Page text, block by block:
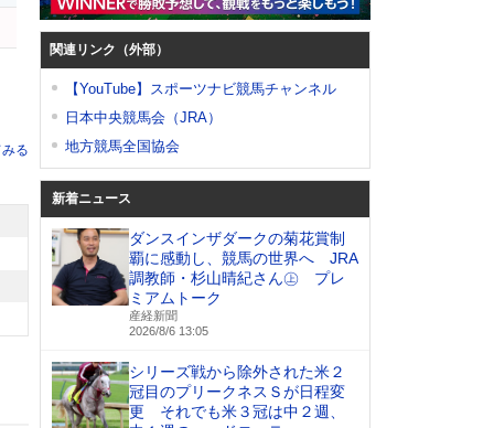
る
関連リンク（外部）
【YouTube】スポーツナビ競馬チャンネル
日本中央競馬会（JRA）
地方競馬全国協会
新着ニュース
ダンスインザダークの菊花賞制
覇に感動し、競馬の世界へ JRA
調教師・杉山晴紀さん㊤ プレ
ミアムトーク
産経新聞
2026/8/6 13:05
シリーズ戦から除外された米２
冠目のプリークネスＳが日程変
更 それでも米３冠は中２週、